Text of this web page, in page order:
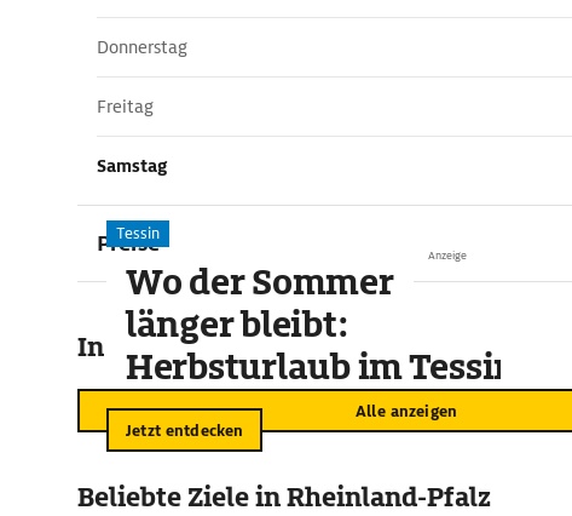
Donnerstag
Freitag
Samstag
Preise
In der Umgebung
Alle anzeigen
Anzeige
Tessin
Wo der Sommer
länger bleibt:
Herbsturlaub im Tessin
Jetzt entdecken
Beliebte Ziele in Rheinland-Pfalz